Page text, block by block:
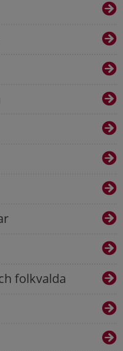
folkvalda